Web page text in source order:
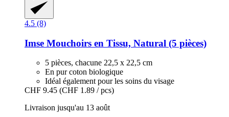
4.5 (8)
Imse Mouchoirs en Tissu, Natural (5 pièces)
5 pièces, chacune 22,5 x 22,5 cm
En pur coton biologique
Idéal également pour les soins du visage
CHF 9.45 (CHF 1.89 / pcs)
Livraison jusqu'au 13 août